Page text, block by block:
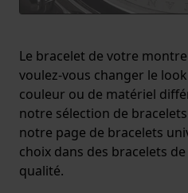
Le bracelet de votre
voulez-vous changer le
couleur ou de matériel
notre sélection de
notre page de bracelets
choix dans des bracelets
qualité.